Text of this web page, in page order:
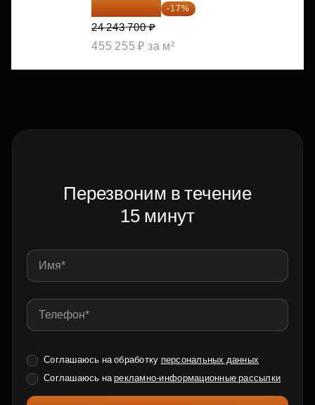
20 122 271 ₽ -17%
24 243 700 ₽
455 255 ₽ за м²
Перезвоним в течение
15 минут
Соглашаюсь на обработку персональных данных
Соглашаюсь нарекламно-информационные рассылки